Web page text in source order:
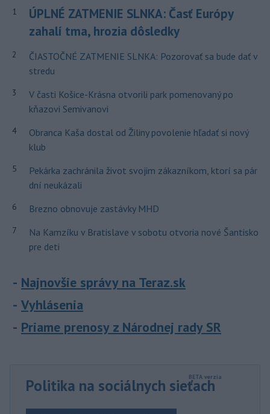
1
ÚPLNÉ ZATMENIE SLNKA: Časť Európy
zahalí tma, hrozia dôsledky
2
ČIASTOČNÉ ZATMENIE SLNKA: Pozorovať sa bude dať v
stredu
3
V časti Košice-Krásna otvorili park pomenovaný po
kňazovi Semivanovi
4
Obranca Kaša dostal od Žiliny povolenie hľadať si nový
klub
5
Pekárka zachránila život svojim zákazníkom, ktorí sa pár
dní neukázali
6 Brezno obnovuje zastávky MHD
7
Na Kamzíku v Bratislave v sobotu otvoria nové Šantisko
pre deti
Najnovšie správy na Teraz.sk
Vyhlásenia
Priame prenosy z Národnej rady SR
Politika na sociálnych sieťach